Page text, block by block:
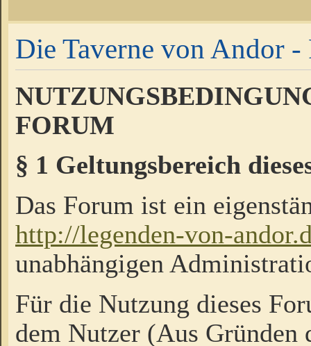
Die Taverne von Andor -
FORUM
§ 1 Geltungsbereich
Das Forum ist ein
http://legenden-von-
unabhängigen
Für die Nutzung dieses
dem Nutzer (Aus Gründen